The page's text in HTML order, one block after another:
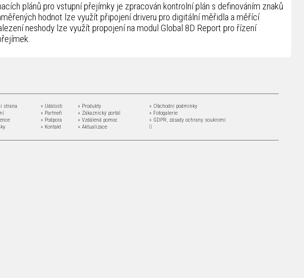
plánů pro vstupní přejímky je zpracován kontrolní plán s definováním znaků
hodnot lze využít připojení driveru pro digitální měřidla a měřící
neshody lze využít propojení na modul Global 8D Report pro řízení
strana
» Události
» Partneři
» Podpora
» Kontakt
» Produkty
» Zákaznický portál
» Vzdálená pomoc
» Aktualizace
» Obchodní podmínky
» Fotogalerie
» GDPR, zásady ochrany soukromí
0